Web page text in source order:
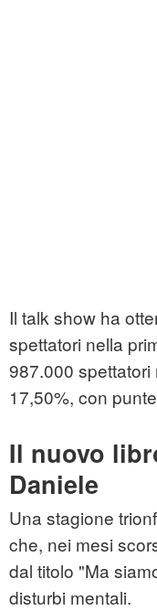
Il talk show ha
spettatori nella
987.000
17,50%, con
Il nuovo
Daniele
Una stagione
che, nei mesi
dal titolo "Ma
disturbi mentali.